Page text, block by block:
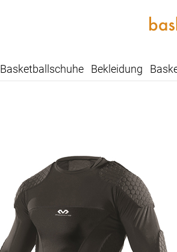
Basketballschuhe Bekleidung